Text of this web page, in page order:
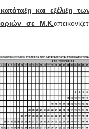
και εξέλιξη
σε Μ.Κ.